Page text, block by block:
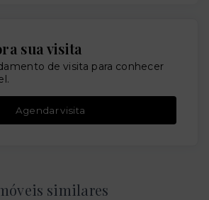
sua visita
de visita para conhecer
Agendar visita
similares